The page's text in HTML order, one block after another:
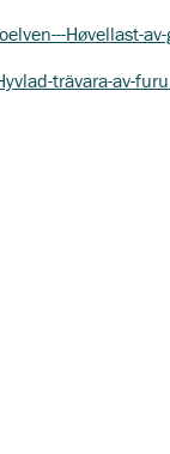
Høvellast-
trävara-av-